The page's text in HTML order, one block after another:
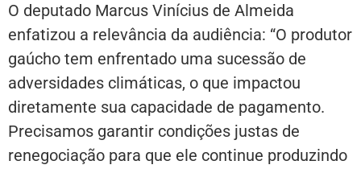
O deputado Marcus Vinícius de Almeida
enfatizou a relevância da audiência: “O produtor
gaúcho tem enfrentado uma sucessão de
adversidades climáticas, o que impactou
diretamente sua capacidade de pagamento.
Precisamos garantir condições justas de
renegociação para que ele continue produzindo